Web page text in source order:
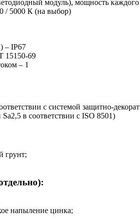
модуль), мощность
/ 5000 К (на выбор)
– IP67
15150-69
– 1
с системой защитно-
в соответствии с ISO 8501)
грунт;
напыление цинка;